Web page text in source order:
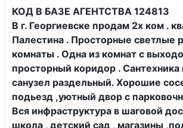
КОД В БАЗЕ АГЕНТСТВА 124813
В г. Георгиевске продам 2х ком .
Палестина . Просторные светлые
комнаты . Одна из комнат с
просторный коридор . Сантехника
санузел раздельный. Хорошие
подьезд ,уютный двор с
Вся инфраструктура в шаговой
школа , детский сад , магазины